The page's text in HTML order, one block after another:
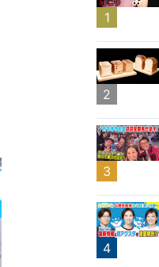
1
2
3
4